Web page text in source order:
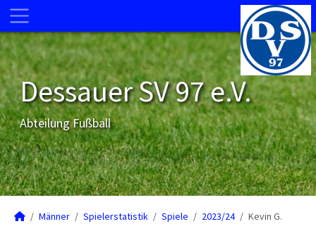
Dessauer SV 97 e.V.
Abteilung Fußball
Männer Spielerstatistik Spiele 2023/24 Kevin G.